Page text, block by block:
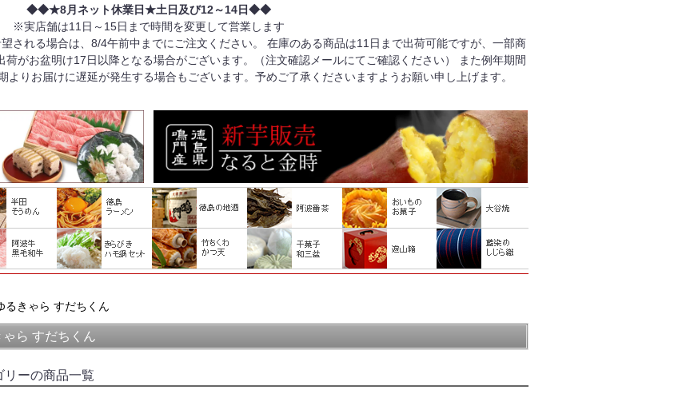
◆◆★8月ネット休業日★土日及び12～14日◆◆
※実店舗は11日～15日まで時間を変更して営業します
される場合は、8/4午前中までにご注文ください。 在庫のある商品は11日まで出荷可能ですが、一部商
がお盆明け17日以降となる場合がございます。（注文確認メールにてご確認ください） また例年期間
りお届けに遅延が発生する場合もございます。予めご了承くださいますようお願い申し上げます。
るきゃら すだちくん
ら すだちくん
リーの商品一覧